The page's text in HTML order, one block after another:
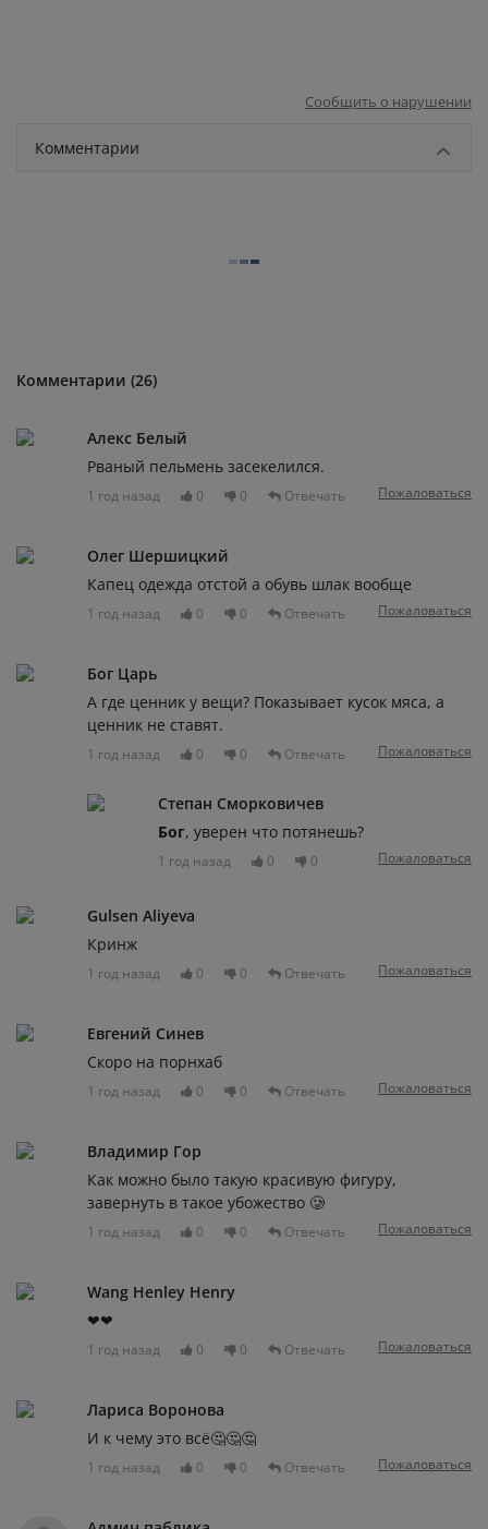
Сообщить о нарушении
Комментарии
Комментарии (26)
Алекс Белый
Рваный пельмень засекелился.
1 год назад 0 0 Отвечать Пожаловаться
Олег Шершицкий
Капец одежда отстой а обувь шлак вообще
1 год назад 0 0 Отвечать Пожаловаться
Бог Царь
А где ценник у вещи? Показывает кусок мяса, а
ценник не ставят.
1 год назад 0 0 Отвечать Пожаловаться
Степан Сморковичев
Бог, уверен что потянешь?
1 год назад 0 0 Пожаловаться
Gulsen Aliyeva
Кринж
1 год назад 0 0 Отвечать Пожаловаться
Евгений Синев
Скоро на порнхаб
1 год назад 0 0 Отвечать Пожаловаться
Владимир Гор
Как можно было такую красивую фигуру,
завернуть в такое убожество 🥲
1 год назад 0 0 Отвечать Пожаловаться
Wang Henley Henry
❤❤
1 год назад 0 0 Отвечать Пожаловаться
Лариса Воронова
И к чему это всё🤔🤔🤔
1 год назад 0 0 Отвечать Пожаловаться